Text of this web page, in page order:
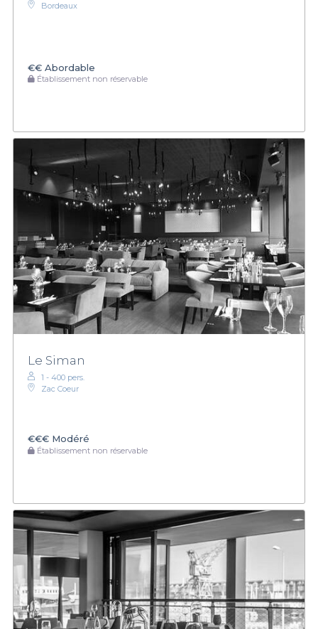
Bordeaux
€€ Abordable
Établissement non réservable
Le Siman
1 - 400 pers.
Zac Coeur
€€€ Modéré
Établissement non réservable